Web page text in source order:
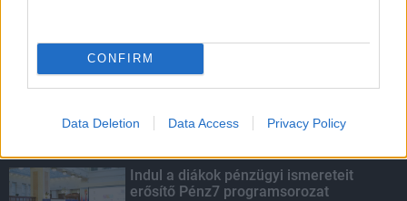
CONFIRM
Data Deletion Data Access Privacy Policy
Indul a diákok pénzügyi ismereteit
erősítő Pénz7 programsorozat